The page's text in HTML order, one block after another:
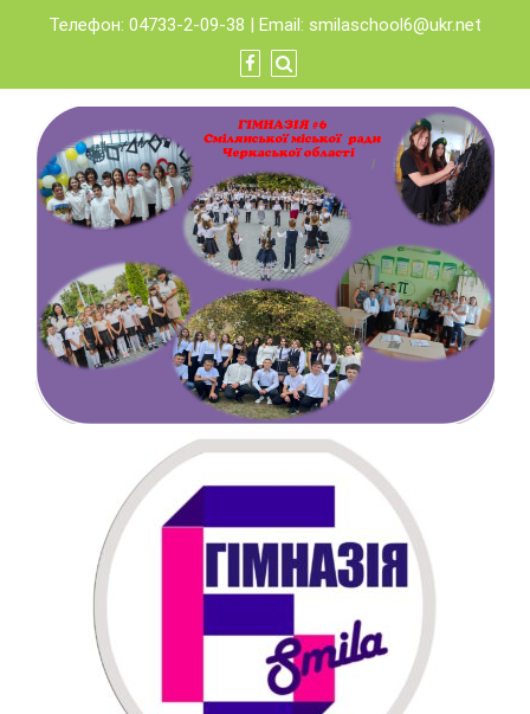
content
Телефон: 04733-2-09-38 | Email: smilaschool6@ukr.net